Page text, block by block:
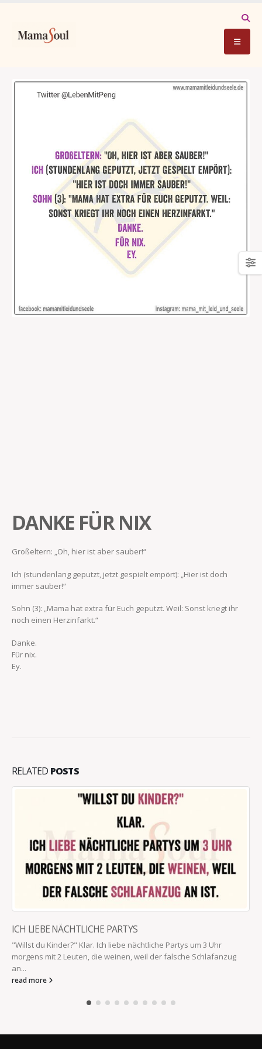
DANKE FÜR NIX
Großeltern: „Oh, hier ist aber sauber!“
Ich (stundenlang geputzt, jetzt gespielt empört): „Hier ist doch
immer sauber!“
Sohn (3): „Mama hat extra für Euch geputzt. Weil: Sonst kriegt ihr
noch einen Herzinfarkt.“
Danke.
Für nix.
Ey.
RELATED POSTS
ICH LIEBE NÄCHTLICHE PARTYS
"Willst du Kinder?" Klar. Ich liebe nächtliche Partys um 3 Uhr
morgens mit 2 Leuten, die weinen, weil der falsche Schlafanzug
an...
read more